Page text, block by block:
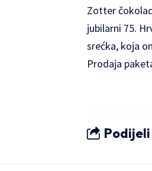
Zotter
jubilarni 75.
srećka, koja
Prodaja